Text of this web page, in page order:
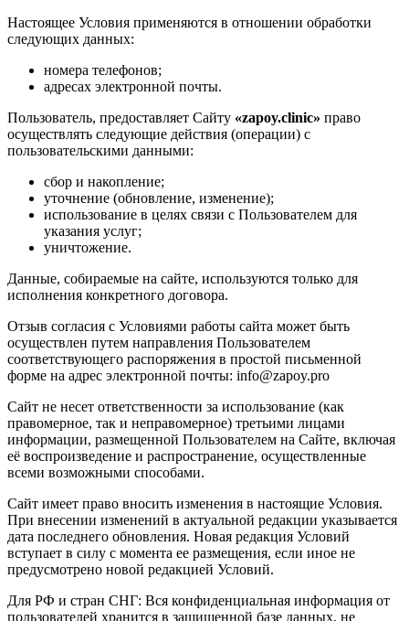
Настоящее Условия применяются в отношении обработки
следующих данных:
номера телефонов;
адресах электронной почты.
Пользователь, предоставляет Сайту «zapoy.clinic» право
осуществлять следующие действия (операции) с
пользовательскими данными:
сбор и накопление;
уточнение (обновление, изменение);
использование в целях связи с Пользователем для
указания услуг;
уничтожение.
Данные, собираемые на сайте, используются только для
исполнения конкретного договора.
Отзыв согласия с Условиями работы сайта может быть
осуществлен путем направления Пользователем
соответствующего распоряжения в простой письменной
форме на адрес электронной почты: info@zapoy.pro
Сайт не несет ответственности за использование (как
правомерное, так и неправомерное) третьими лицами
информации, размещенной Пользователем на Сайте, включая
её воспроизведение и распространение, осуществленные
всеми возможными способами.
Сайт имеет право вносить изменения в настоящие Условия.
При внесении изменений в актуальной редакции указывается
дата последнего обновления. Новая редакция Условий
вступает в силу с момента ее размещения, если иное не
предусмотрено новой редакцией Условий.
Для РФ и стран СНГ: Вся конфиденциальная информация от
пользователей хранится в защищенной базе данных, не